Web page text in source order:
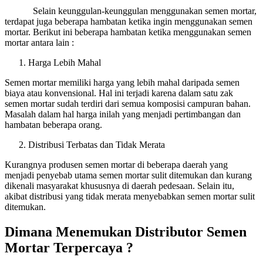
Selain keunggulan-keunggulan menggunakan semen mortar,
terdapat juga beberapa hambatan ketika ingin menggunakan semen
mortar. Berikut ini beberapa hambatan ketika menggunakan semen
mortar antara lain :
Harga Lebih Mahal
Semen mortar memiliki harga yang lebih mahal daripada semen
biaya atau konvensional. Hal ini terjadi karena dalam satu zak
semen mortar sudah terdiri dari semua komposisi campuran bahan.
Masalah dalam hal harga inilah yang menjadi pertimbangan dan
hambatan beberapa orang.
Distribusi Terbatas dan Tidak Merata
Kurangnya produsen semen mortar di beberapa daerah yang
menjadi penyebab utama semen mortar sulit ditemukan dan kurang
dikenali masyarakat khususnya di daerah pedesaan. Selain itu,
akibat distribusi yang tidak merata menyebabkan semen mortar sulit
ditemukan.
Dimana Menemukan Distributor Semen
Mortar Terpercaya ?